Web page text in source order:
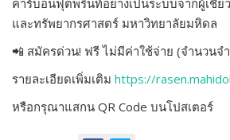
คาร์บอนฟุตพริ้นท์อย่างเป็นระบบจากผู้เชี่
และทรัพยากรศาสตร์ มหาวิทยาลัยมหิดล
📲 สมัครด่วน! ฟรี ไม่มีค่าใช้จ่าย (จำนวนจ
รายละเอียดเพิ่มเติม https://
หรือกรุณาแสกน QR Code บนโปสเตอร์